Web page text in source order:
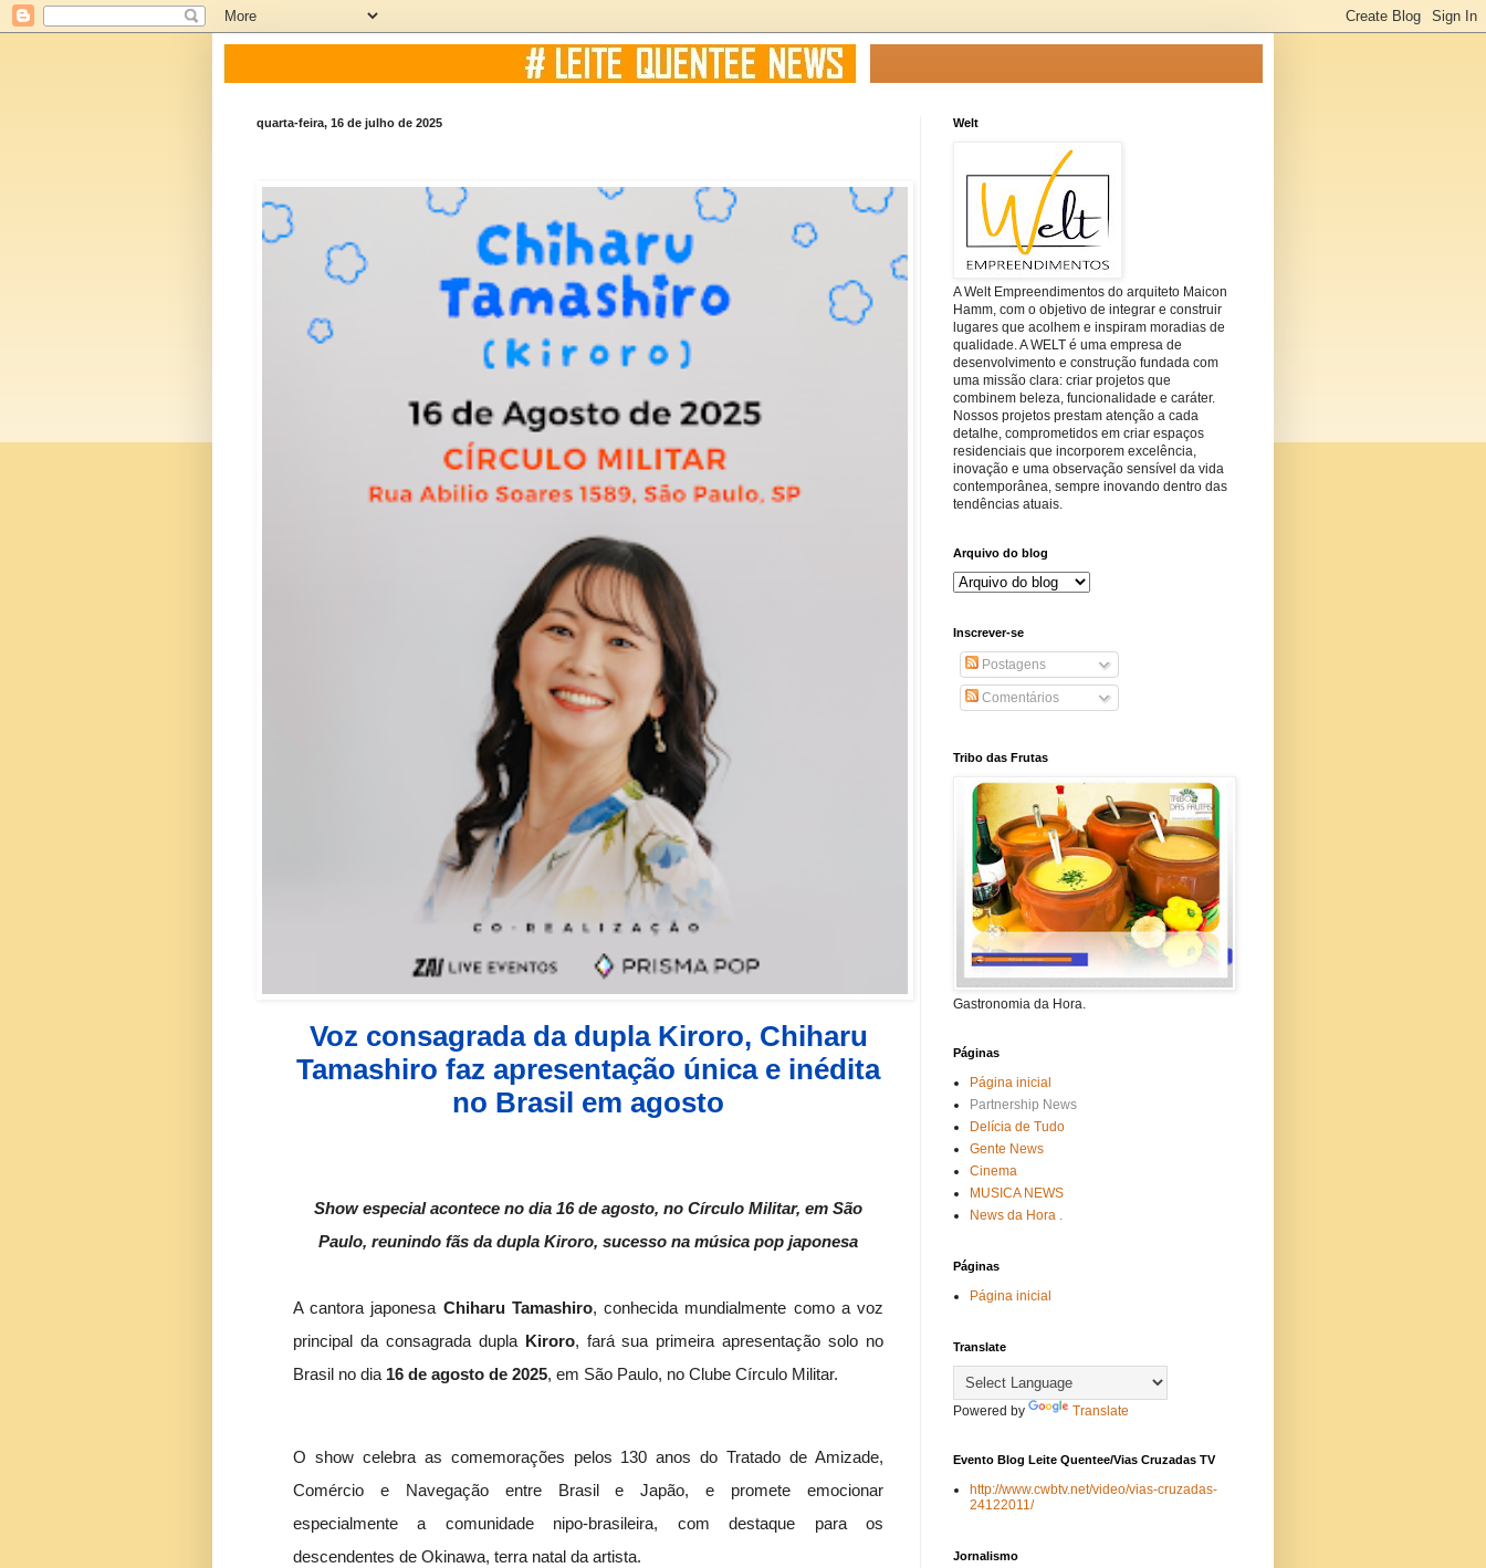
quarta-feira, 16 de julho de 2025
Voz consagrada da dupla Kiroro, Chiharu
Tamashiro faz apresentação única e inédita
no Brasil em agosto
Show especial acontece no dia 16 de agosto, no Círculo Militar, em São
Paulo, reunindo fãs da dupla Kiroro, sucesso na música pop japonesa
A cantora japonesa Chiharu Tamashiro, conhecida mundialmente como a voz
principal da consagrada dupla Kiroro, fará sua primeira apresentação solo no
Brasil no dia 16 de agosto de 2025, em São Paulo, no Clube Círculo Militar.
O show celebra as comemorações pelos 130 anos do Tratado de Amizade,
Comércio e Navegação entre Brasil e Japão, e promete emocionar
especialmente a comunidade nipo-brasileira, com destaque para os
descendentes de Okinawa, terra natal da artista.
Welt
A Welt Empreendimentos do arquiteto Maicon
Hamm, com o objetivo de integrar e construir
lugares que acolhem e inspiram moradias de
qualidade. A WELT é uma empresa de
desenvolvimento e construção fundada com
uma missão clara: criar projetos que
combinem beleza, funcionalidade e caráter.
Nossos projetos prestam atenção a cada
detalhe, comprometidos em criar espaços
residenciais que incorporem excelência,
inovação e uma observação sensível da vida
contemporânea, sempre inovando dentro das
tendências atuais.
Arquivo do blog
Inscrever-se
Postagens
Comentários
Tribo das Frutas
Gastronomia da Hora.
Páginas
Página inicial
Partnership News
Delícia de Tudo
Gente News
Cinema
MUSICA NEWS
News da Hora .
Páginas
Página inicial
Translate
Powered by Translate
Evento Blog Leite Quentee/Vias Cruzadas TV
http://www.cwbtv.net/video/vias-cruzadas-
24122011/
Jornalismo